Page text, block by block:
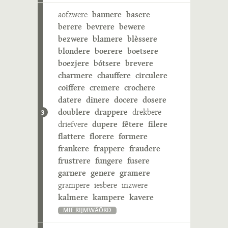
3
aofzwere bannere basere
berere bevrere bewere
bezwere blamere blèssere
blondere boerere boetsere
boezjere bótsere brevere
charmere chauffere circulere
coiffere cremere crochere
datere dinere docere dosere
doublere drappere drekbere
driefvere dupere fêtere filere
flattere florere formere
frankere frappere fraudere
frustrere fungere fusere
garnere genere gramere
grampere iesbere inzwere
kalmere kampere kavere
MIE RIJMWÄÖRD